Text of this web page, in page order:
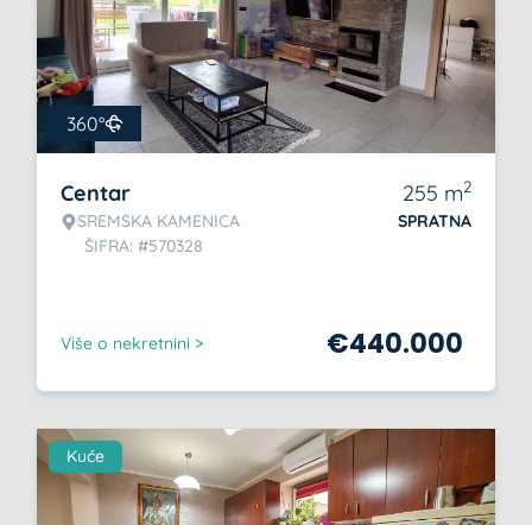
360°
Centar
SREMSKA KAMENICA
ŠIFRA: #570328
255 m2
SPRATNA
Više o nekretnini > €440.000
Kuće